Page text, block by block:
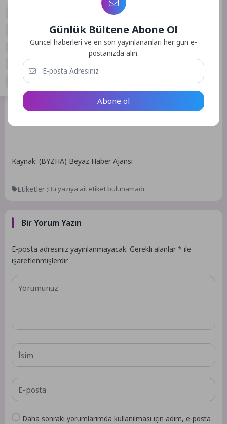
Akıl ve kalp birlikte çalışırsa vicdan olur
Prof. Dr. Tarhan, dijital dünyada sağlıklı bir vicdan için temel
ilkeyi “Dur, düşün, sonra dijital dünyayı kullan. Akıl ve kalp
birlikte çalıştığında vicdan ortaya çıkar. Sadece duygu da
tamamladı.
Kaynak: (BYZHA) Beyaz Haber Ajansı
Etiketler :Bu yazıya ait etiket bulunamadı.
Bir Yorum Yazın
E-posta adresiniz yayınlanmayacak. Gerekli alanlar* ile
işaretlenmişlerdir
Daha sonraki yorumlarımda kullanılması için adım, e-posta
Günlük Bültene Abone Ol
Güncel haberleri ve en son yayınlananları her gün e-
postanızda alın.
Abone ol